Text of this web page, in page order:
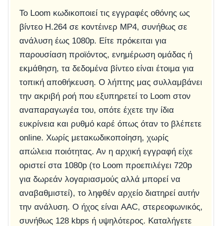
Το Loom κωδικοποιεί τις εγγραφές οθόνης ως
βίντεο H.264 σε κοντέινερ MP4, συνήθως σε
ανάλυση έως 1080p. Είτε πρόκειται για
παρουσίαση προϊόντος, ενημέρωση ομάδας ή
εκμάθηση, τα δεδομένα βίντεο είναι έτοιμα για
τοπική αποθήκευση. Ο λήπτης μας συλλαμβάνει
την ακριβή ροή που εξυπηρετεί το Loom στον
αναπαραγωγέα του, οπότε έχετε την ίδια
ευκρίνεια και ρυθμό καρέ όπως όταν το βλέπετε
online. Χωρίς μετακωδικοποίηση, χωρίς
απώλεια ποιότητας. Αν η αρχική εγγραφή είχε
οριστεί στα 1080p (το Loom προεπιλέγει 720p
για δωρεάν λογαριασμούς αλλά μπορεί να
αναβαθμιστεί), το ληφθέν αρχείο διατηρεί αυτήν
την ανάλυση. Ο ήχος είναι AAC, στερεοφωνικός,
συνήθως 128 kbps ή υψηλότερος. Καταλήγετε